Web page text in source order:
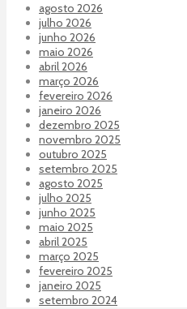
agosto 2026
julho 2026
junho 2026
maio 2026
abril 2026
março 2026
fevereiro 2026
janeiro 2026
dezembro 2025
novembro 2025
outubro 2025
setembro 2025
agosto 2025
julho 2025
junho 2025
maio 2025
abril 2025
março 2025
fevereiro 2025
janeiro 2025
setembro 2024